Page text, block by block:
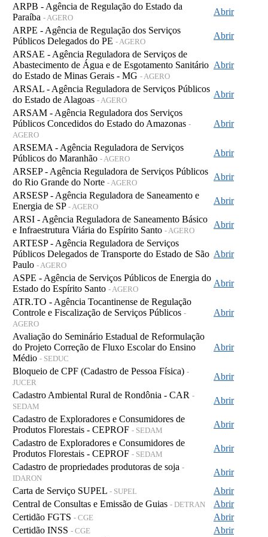
ARPB - Agência de Regulação do Estado da
Paraíba - AGERO
Abrir
ARPE - Agência de Regulação dos Serviços
Públicos Delegados do PE - AGERO
Abrir
ARSAE - Agência Reguladora de Serviços de
Abastecimento de Água e de Esgotamento Sanitário
do Estado de Minas Gerais - MG - AGERO
Abrir
ARSAL - Agência Reguladora de Serviços Públicos
do Estado de Alagoas - AGERO
Abrir
ARSAM - Agência Reguladora dos Serviços
Públicos Concedidos do Estado do Amazonas -
AGERO
Abrir
ARSEMA - Agência Reguladora de Serviços
Públicos do Maranhão - AGERO
Abrir
ARSEP - Agência Reguladora de Serviços Públicos
do Rio Grande do Norte - AGERO
Abrir
ARSESP - Agência Reguladora de Saneamento e
Energia de SP - AGERO
Abrir
ARSI - Agência Reguladora de Saneamento Básico
e Infraestrutura Viária do Espírito Santo - AGERO
Abrir
ARTESP - Agência Reguladora de Serviços
Públicos Delegados de Transporte do Estado de São
Paulo - AGERO
Abrir
ASPE - Agência de Serviços Públicos de Energia do
Estado do Espírito Santo - AGERO
Abrir
ATR.TO - Agência Tocantinense de Regulação
Controle e Fiscalização de Serviços Públicos -
AGERO
Abrir
Avaliação do Seminário Estadual de Reformulação
do Projeto Correção de Fluxo Escolar do Ensino
Médio - SEDUC
Abrir
Bloqueio de CPF (Cadastro de Pessoa Física) -
JUCER
Abrir
Cadastro Ambiental Rural de Rondônia - CAR -
SEDAM
Abrir
Cadastro de Exploradores e Consumidores de
Produtos Florestais - CEPROF - SEDAM
Abrir
Cadastro de Exploradores e Consumidores de
Produtos Florestais - CEPROF - SEDAM
Abrir
Cadastro de propriedades produtoras de soja -
IDARON
Abrir
Carta de Serviço SUPEL - SUPEL
Abrir
Central de Consultas e Emissão de Guias - DETRAN
Abrir
Certidão FGTS - CGE
Abrir
Certidão INSS - CGE
Abrir